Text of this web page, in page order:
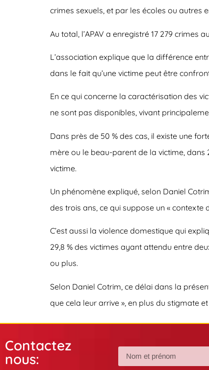
crimes sexuels, et par les écoles ou autres
Au total, l’APAV a enregistré 17 279 crimes
L’association explique que la différence
dans le fait qu’une victime peut être
En ce qui concerne la caractérisation des
ne sont pas disponibles, vivant
Dans près de 50 % des cas, il existe une
mère ou le beau-parent de la victime, dans
victime.
Un phénomène expliqué, selon Daniel
des trois ans, ce qui suppose un « contexte
C’est aussi la violence domestique qui
29,8 % des victimes ayant attendu entre
ou plus.
Selon Daniel Cotrim, ce délai dans la
que cela leur arrive », en plus du stigmate
Contactez
nous: